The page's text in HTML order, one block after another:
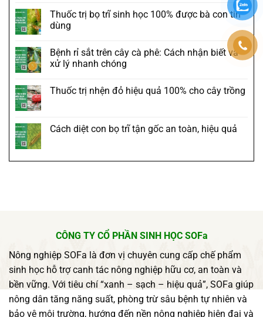
Thuốc trị bọ trĩ sinh học 100% được bà con tin
dùng
Bệnh rỉ sắt trên cây cà phê: Cách nhận biết và
xử lý nhanh chóng
Thuốc trị nhện đỏ hiệu quả 100% cho cây trồng
Cách diệt con bọ trĩ tận gốc an toàn, hiệu quả
CÔNG TY CỔ PHẦN SINH HỌC SOFa
Nông nghiệp SOFa là đơn vị chuyên cung cấp chế phẩm
sinh học hỗ trợ canh tác nông nghiệp hữu cơ, an toàn và
bền vững. Với tiêu chí “xanh – sạch – hiệu quả”, SOFa giúp
nông dân tăng năng suất, phòng trừ sâu bệnh tự nhiên và
bảo vệ môi trường, hướng đến nền nông nghiệp hiện đại và